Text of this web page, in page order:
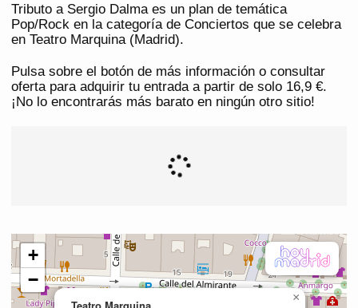
Tributo a Sergio Dalma es un plan de temática
Pop/Rock en la categoría de Conciertos que se celebra
en Teatro Marquina (Madrid).
Pulsa sobre el botón de más información o consultar
oferta para adquirir tu entrada a partir de solo 16,9 €.
¡No lo encontrarás más barato en ningún otro sitio!